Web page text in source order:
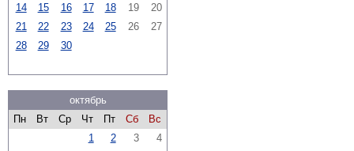
14
15 16 17 18 19
20
21
22 23 24 25 26
27
28
29 30
октябрь
Пн
Вт Ср Чт Пт Сб
Вс
1
2 3
4